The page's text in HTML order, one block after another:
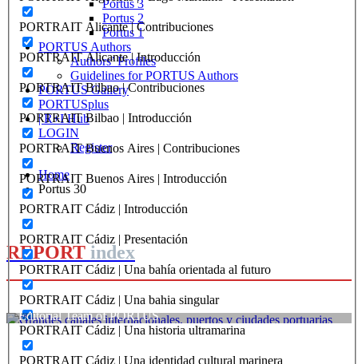
PORTRAIT Alicante | Contribuciones
PORTRAIT Alicante | Introducción
PORTRAIT Bilbao | Contribuciones
PORTRAIT Bilbao | Introducción
PORTRAIT Buenos Aires | Contribuciones
PORTRAIT Buenos Aires | Introducción
PORTRAIT Cádiz | Introducción
PORTRAIT Cádiz | Presentación
PORTRAIT Cádiz | Una bahía orientada al futuro
PORTRAIT Cádiz | Una bahia singular
PORTRAIT Cádiz | Una historia ultramarina
PORTRAIT Cádiz | Una identidad cultural marinera
Portus 3
Portus 2
Portus 1
PORTUS Authors
Authors’ Profiles
Guidelines for PORTUS Authors
PORTUS Gallery
PORTUSplus
| R+I Hub
LOGIN
Register
Home
Portus 30
REPORT index
Editorial Team of PORTUS
Grandes canales